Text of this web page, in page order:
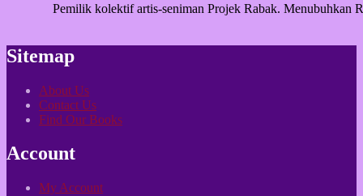
Pemilik kolektif artis-seniman Projek Rabak. Menubuhkan
Sitemap
About Us
Contact Us
Find Our Books
Account
My Account